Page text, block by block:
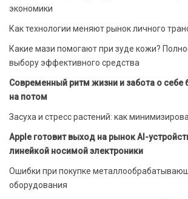
экономики
Как технологии меняют рынок личного
Какие мази помогают при зуде кожи?
выбору эффективного средства
Современный ритм жизни и забота о себе
на потом
Засуха и стресс растений: как
Apple готовит выход на рынок AI-
линейкой носимой электроники
Ошибки при покупке
оборудования